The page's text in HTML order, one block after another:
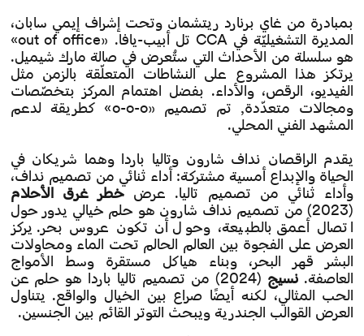
بمبادرة من غاي برنارد ريتشمان وتحت إشراف إيمي سابان،
المديرة التشغيليّة في CCA تل أبيب-يافا. «out of office»
هو سلسلة من الأحداث التي ستُعرض في صالة مارك شيميل.
يرتكز هذا المشروع على النشاطات المتعلّقة بالزمن مثل
الفيديو، الرقص، والأداء. بفضل اهتمام المركز بتخصّصات
ومجالات متعدّدة, تم تصميم «o-o-o» كطريقة لدعم
المشهد الفني المحلي.
يقدم الراقصان نداف شارون وتاليا باردا وهما شريكان في
الحياة والإبداع أمسية مشتركة: أداء ثنائي من تصميم نداف،
وأداء ثنائي من تصميم تاليا. عرض خطر غرق الأحلام
(2023) من تصميم نداف شارون هو حلم خيالي يدور حول
اتصال أعمق بالطبيعة، وحول أن تكون عروس بحر. يركز
العرض على الفجوة بين العالم الحالم تحت الماء ومحاولات
البشر قهر البحر، وبناء هياكل مستقرة وسط الأمواج
العاصفة. نسيج
(2024) من تصميم تاليا باردا هو حلم عن
الحب المثالي، لكنه أيضًا صراع بين الخيال والواقع. يتناول
العرض القوالب الجندرية ويبحث التوتر القائم بين الجنسين.